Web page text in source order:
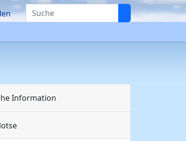
Suche
Information